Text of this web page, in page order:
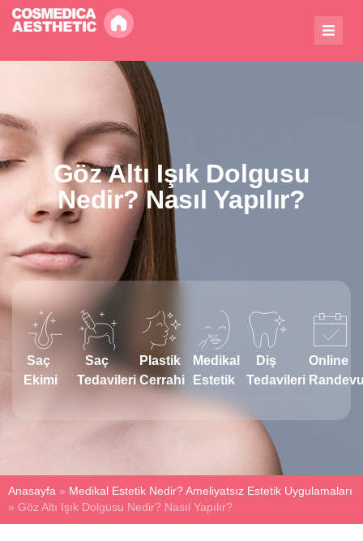
Saç
Ekimi
Saç
Tedavileri
Plastik
Cerrahi
Medikal
Estetik
Diş
Tedavileri
Online
Göz Altı Işık Dolgusu
Nedir? Nasıl Yapılır?
Anasayfa » Medikal Estetik Nedir? Ameliyatsız Estetik Uygulamaları
» Göz Altı Işık Dolgusu Nedir? Nasıl Yapılır?